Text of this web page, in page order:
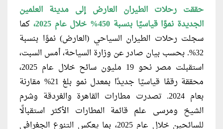
حققت رحلات الطيران العارض إلى مدينة العلمين
الجديدة نموًا قياسيًا بنسبة 450% خلال عام 2025،
كما
سجلت رحلات الطيران السياحي (العارض) نموًا بنسبة
32%. بحسب بيان صادر عن وزارة السياحة، أمس السبت،
استقبلت مصر نحو 19 مليون سائح خلال عام 2025،
محققة رقمًا قياسيًا جديدًا بمعدل نمو بلغ 21% مقارنة
بعام 2024.
تصدرت مطارات القاهرة والغردقة وشرم
الشيخ ومرسى علم قائمة المطارات الأكثر استقبالًا
للسائحين خلال عام 2025، بما يعكس التنوع الجغرافي